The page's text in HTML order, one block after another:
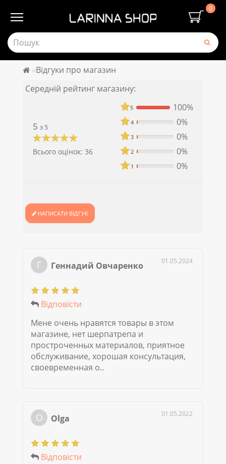
0
Відгуки про магазин
Середній рейтинг магазину:
5 з 5
Всього оцінок: 36
5 100%
4 0%
3 0%
2 0%
1 0%
НАПИСАТИ ВІДГУК
Г Геннадий Овчаренко 01.05.2024
Відповісти
Мене очень нравятся товары в этом
магазине, нет шерпатрепа и
простроченных материалов, приятное
обслуживание, хорошая консультация,
своевременная о..
O Olga 01.05.2022
Відповісти